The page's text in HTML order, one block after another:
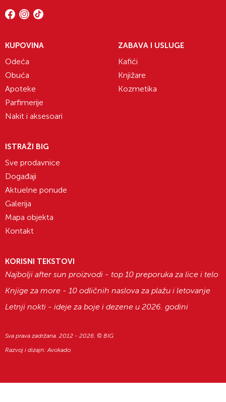
KUPOVINA
Odeća
Obuća
Apoteke
Parfimerije
Nakit i aksesoari
ZABAVA I USLUGE
Kafići
Knjižare
Kozmetika
ISTRAŽI BIG
Sve prodavnice
Događaji
Aktuelne ponude
Galerija
Mapa objekta
Kontakt
KORISNI TEKSTOVI
Najbolji after sun proizvodi - top 10 preporuka za lice i telo
Knjige za more - 10 odličnih naslova za plažu i letovanje
Letnji nokti - ideje za boje i dezene u 2026. godini
Sva prava zadržana. 2012 - 2026. © BIG
Razvoj i dizajn:Avokado